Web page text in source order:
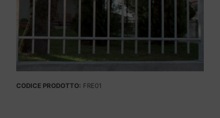
CODICE PRODOTTO: FRE01